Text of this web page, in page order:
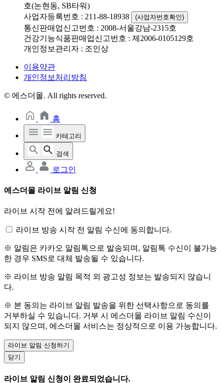
호(논현동, SB타워)
사업자등록번호 : 211-88-18938
(사업자번호확인)
통신판매업신고번호 : 2008-서울강남-2315호
건강기능식품판매업신고번호 : 제2006-0105129호
개인정보관리자 : 조인상
이용약관
개인정보처리방침
© 에스더몰. All rights reserved.
홈
카테고리
검색
로그인
에스더몰 라이브 알림 신청
라이브 시작 전에 알려드릴게요!
라이브 방송 시작 전 알림 수신에 동의합니다.
※ 알림은 카카오 알림톡으로 발송되며, 알림톡 수신이 불가능
한 경우 SMS로 대체 발송될 수 있습니다.
※ 라이브 방송 알림 목적 외 광고성 정보는 발송되지 않습니
다.
※ 본 동의는 라이브 알림 발송을 위한 선택사항으로 동의를
거부하실 수 있습니다. 거부 시 에스더몰 라이브 알림 수신이
되지 않으며, 에스더몰 서비스는 정상적으로 이용 가능합니다.
라이브 알림 신청하기
닫기
라이브 알림 신청이 완료되었습니다.